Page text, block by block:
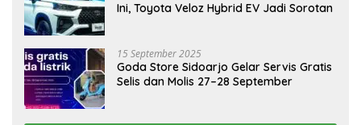
Ini, Toyota Veloz Hybrid EV Jadi Sorotan
15 September 2025
Goda Store Sidoarjo Gelar Servis Gratis
Selis dan Molis 27–28 September